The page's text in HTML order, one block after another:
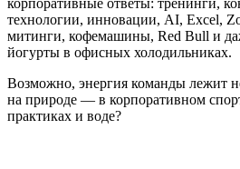
корпоративные ответы: тренинги,
технологии, инновации, AI, Excel,
митинги, кофемашины, Red Bull и
йогурты в офисных холодильниках.
Возможно, энергия команды лежит
на природе — в корпоративном
практиках и воде?